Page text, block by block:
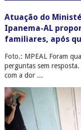
Atuação do
Ipanema-AL
familiares, após
Foto.: MPEAL Foram
perguntas sem
com a dor ...